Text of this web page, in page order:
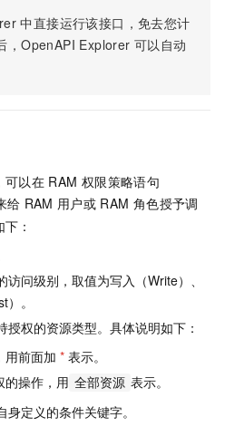
中直接运行该接口，免去您计
，OpenAPI Explorer 可以自动
可以在 RAM 权限策略语句
给 RAM 用户或 RAM 角色授予调
：
问级别，取值为写入（Write）、
。
权的资源类型。具体说明如下：
用前面加 * 表示。
的操作，用 全部资源 表示。
定义的条件关键字。